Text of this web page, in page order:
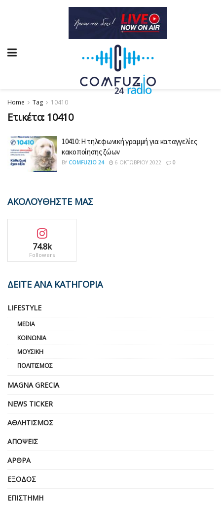
Home Tag 10410
Ετικέτα: 10410
10410: Η τηλεφωνική γραμμή για καταγγελίες
κακοποίησης ζώων
BY COMFUZIO 24 6 ΟΚΤΩΒΡΊΟΥ 2022 0
ΑΚΟΛΟΥΘΗΣΤΕ ΜΑΣ
74.8k
Followers
ΔΕΙΤΕ ΑΝΑ ΚΑΤΗΓΟΡΙΑ
LIFESTYLE
MEDIA
ΚΟΙΝΩΝΊΑ
ΜΟΥΣΙΚΉ
ΠΟΛΙΤΙΣΜΌΣ
MAGNA GRECIA
NEWS TICKER
ΑΘΛΗΤΙΣΜΌΣ
ΑΠΌΨΕΙΣ
ΆΡΘΡΑ
ΈΞΟΔΟΣ
ΕΠΙΣΤΉΜΗ